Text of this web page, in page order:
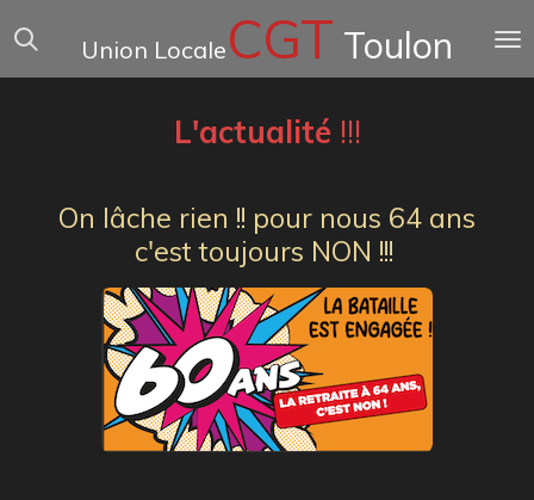
Passer
au
contenu
Union LocaleCGT Toulon
L'actualité!!!
On lâche rien !! pour nous 64 ans
c'est toujours NON !!!